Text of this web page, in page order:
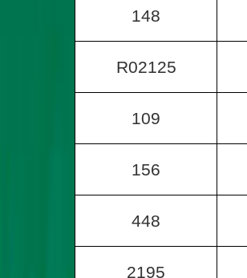
148
R02125
109
156
448
2195